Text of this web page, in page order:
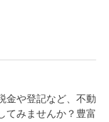
金や登記など、不動
てみませんか？豊富